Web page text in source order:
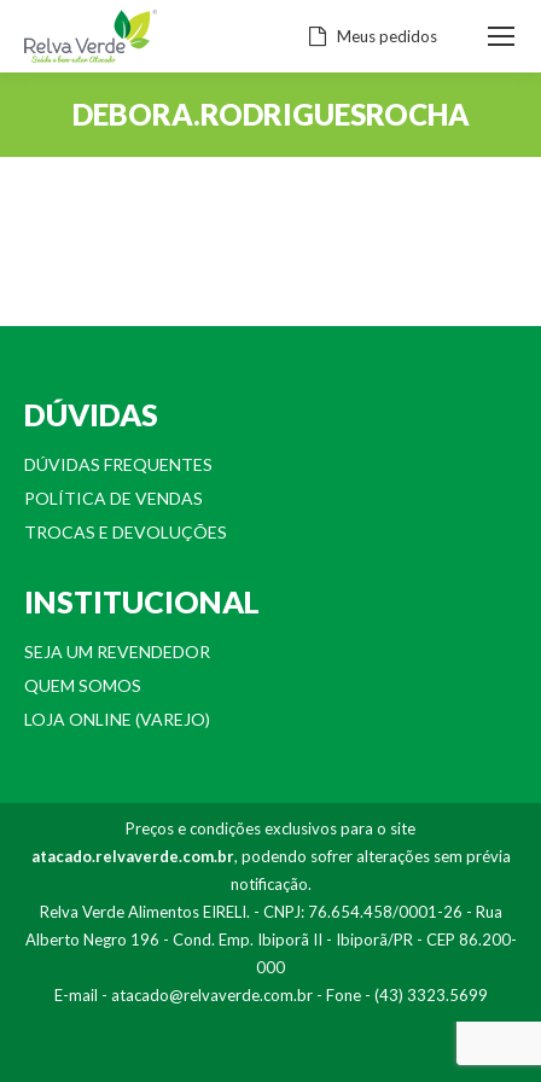
Meus pedidos
DEBORA.RODRIGUESROCHA
DÚVIDAS
DÚVIDAS FREQUENTES
POLÍTICA DE VENDAS
TROCAS E DEVOLUÇÕES
INSTITUCIONAL
SEJA UM REVENDEDOR
QUEM SOMOS
LOJA ONLINE (VAREJO)
Preços e condições exclusivos para o site
atacado.relvaverde.com.br, podendo sofrer alterações sem prévia
notificação.
Relva Verde Alimentos EIRELI. - CNPJ: 76.654.458/0001-26 - Rua
Alberto Negro 196 - Cond. Emp. Ibiporã II - Ibiporã/PR - CEP 86.200-
000
E-mail - atacado@relvaverde.com.br- Fone - (43) 3323.5699